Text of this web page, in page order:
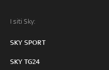
I siti Sky:
SKY SPORT
SKY TG24